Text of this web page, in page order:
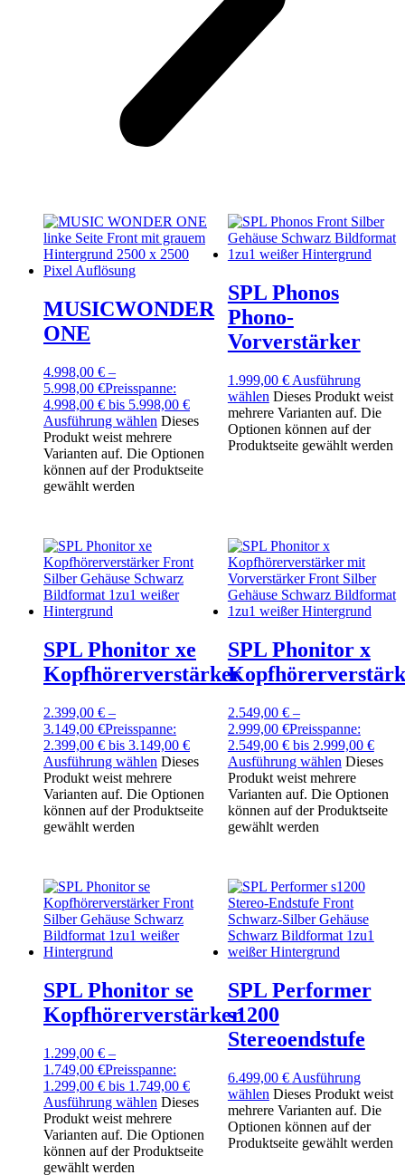
MUSICWONDER
ONE
4.998,00 € –
5.998,00 €Preisspanne:
4.998,00 € bis 5.998,00 €
Ausführung wählen Dieses
Produkt weist mehrere
Varianten auf. Die Optionen
können auf der Produktseite
gewählt werden
SPL Phonos
Phono-
Vorverstärker
1.999,00 € Ausführung
wählen Dieses Produkt weist
mehrere Varianten auf. Die
Optionen können auf der
Produktseite gewählt werden
SPL Phonitor xe
Kopfhörerverstärker
2.399,00 € –
3.149,00 €Preisspanne:
2.399,00 € bis 3.149,00 €
Ausführung wählen Dieses
Produkt weist mehrere
Varianten auf. Die Optionen
können auf der Produktseite
gewählt werden
SPL Phonitor x
2.549,00 € –
2.999,00 €Preisspanne:
2.549,00 € bis 2.999,00 €
Ausführung wählen Dieses
Produkt weist mehrere
Varianten auf. Die Optionen
können auf der Produktseite
gewählt werden
SPL Phonitor se
Kopfhörerverstärker
1.299,00 € –
1.749,00 €Preisspanne:
1.299,00 € bis 1.749,00 €
Ausführung wählen Dieses
Produkt weist mehrere
Varianten auf. Die Optionen
können auf der Produktseite
gewählt werden
SPL Performer
s1200
Stereoendstufe
6.499,00 € Ausführung
wählen Dieses Produkt weist
mehrere Varianten auf. Die
Optionen können auf der
Produktseite gewählt werden